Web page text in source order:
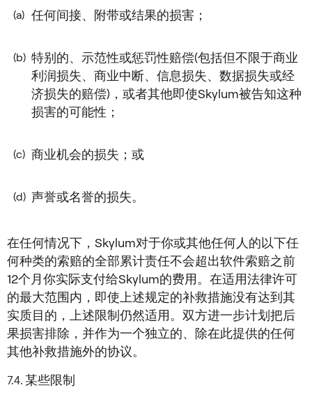
(a) 任何间接、附带或结果的损害；
(b) 特别的、示范性或惩罚性赔偿(包括但不限于商业
利润损失、商业中断、信息损失、数据损失或经
济损失的赔偿)，或者其他即使Skylum被告知这种
损害的可能性；
(c) 商业机会的损失；或
(d) 声誉或名誉的损失。
在任何情况下，Skylum对于你或其他任何人的以下任
何种类的索赔的全部累计责任不会超出软件索赔之前
12个月你实际支付给Skylum的费用。在适用法律许可
的最大范围内，即使上述规定的补救措施没有达到其
实质目的，上述限制仍然适用。双方进一步计划把后
果损害排除，并作为一个独立的、除在此提供的任何
其他补救措施外的协议。
某些限制